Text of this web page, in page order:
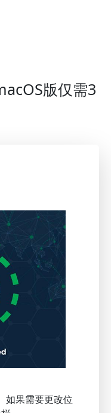
版仅需3
如果需要更改位